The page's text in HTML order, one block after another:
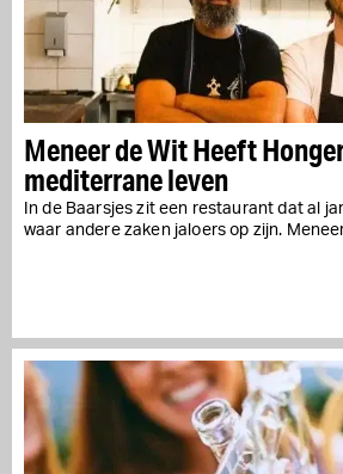
Meneer de Wit Heeft
mediterrane leven
In de Baarsjes zit een restaurant dat al
waar andere zaken jaloers op zijn.